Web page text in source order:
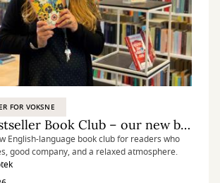
FOR VOKSNE
Join the Bestseller Book Club – our new book club in English
English-language book club for readers who
good company, and a relaxed atmosphere.